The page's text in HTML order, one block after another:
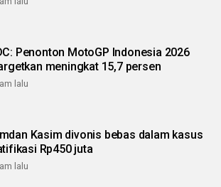
Penonton MotoGP Indonesia 2026
meningkat 15,7 persen
lalu
Kasim divonis bebas dalam kasus
Rp450 juta
lalu